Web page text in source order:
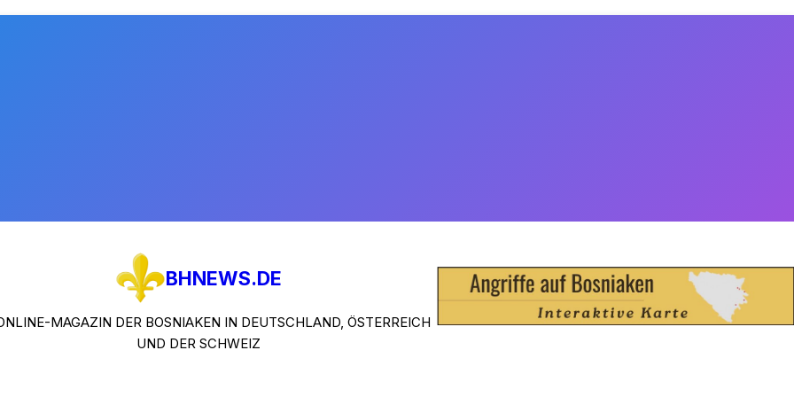
BHNEWS.DE
MAGAZIN DER BOSNIAKEN IN DEUTSCHLAND, ÖSTERREICH
UND DER SCHWEIZ